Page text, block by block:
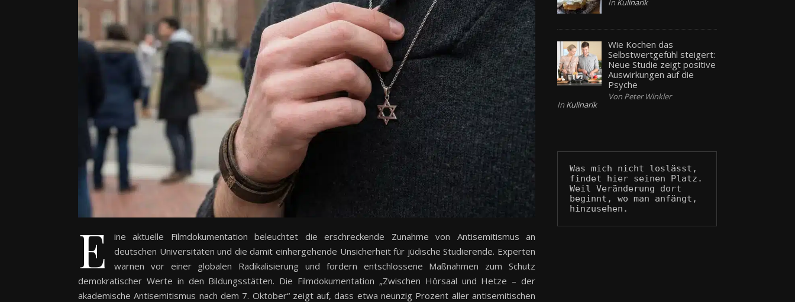
E
ine aktuelle Filmdokumentation beleuchtet die erschreckende Zunahme von Antisemitismus an
deutschen Universitäten und die damit einhergehende Unsicherheit für jüdische Studierende. Experten
warnen vor einer globalen Radikalisierung und fordern entschlossene Maßnahmen zum Schutz
demokratischer Werte in den Bildungsstätten. Die Filmdokumentation „Zwischen Hörsaal und Hetze – der
akademische Antisemitismus nach dem 7. Oktober“ zeigt auf, dass etwa neunzig Prozent aller antisemitischen
In Kulinarik
Wie Kochen das
Selbstwertgefühl steigert:
Neue Studie zeigt positive
Auswirkungen auf die
Psyche
Von Peter Winkler
In Kulinarik
Was mich nicht loslässt,
findet hier seinen Platz.
Weil Veränderung dort
beginnt, wo man anfängt,
hinzusehen.